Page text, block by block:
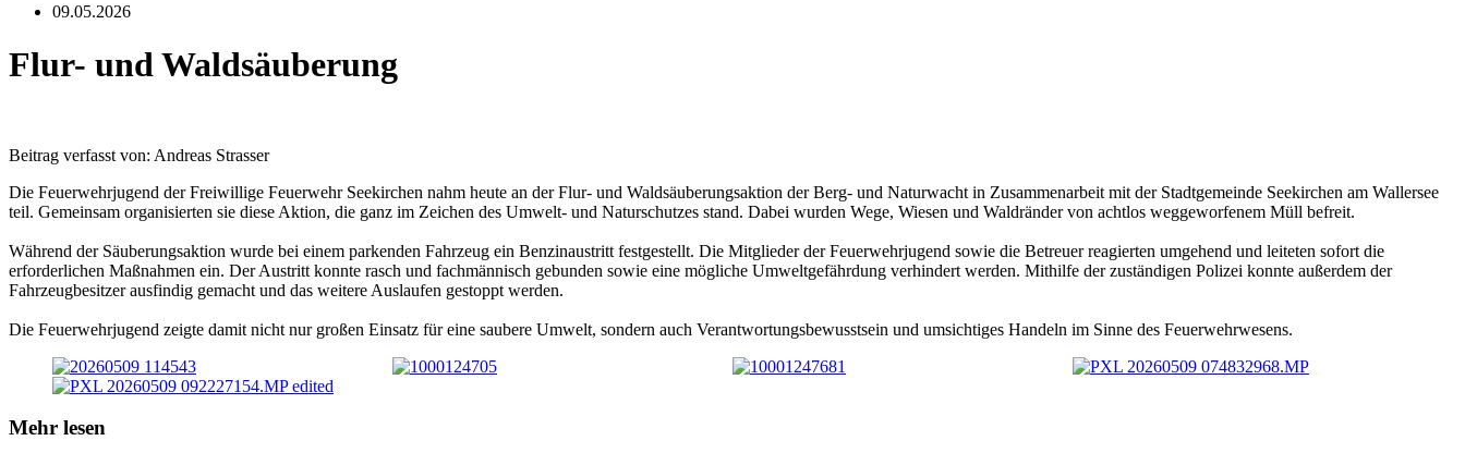
09.05.2026
Flur- und Waldsäuberung
Beitrag verfasst von: Andreas Strasser
Die Feuerwehrjugend der Freiwillige Feuerwehr Seekirchen nahm heute an der Flur- und Waldsäuberungsaktion der Berg- und Naturwacht in Zusammenarbeit mit der Stadtgemeinde Seekirchen am Wallersee
teil. Gemeinsam organisierten sie diese Aktion, die ganz im Zeichen des Umwelt- und Naturschutzes stand. Dabei wurden Wege, Wiesen und Waldränder von achtlos weggeworfenem Müll befreit.
Während der Säuberungsaktion wurde bei einem parkenden Fahrzeug ein Benzinaustritt festgestellt. Die Mitglieder der Feuerwehrjugend sowie die Betreuer reagierten umgehend und leiteten sofort die
erforderlichen Maßnahmen ein. Der Austritt konnte rasch und fachmännisch gebunden sowie eine mögliche Umweltgefährdung verhindert werden. Mithilfe der zuständigen Polizei konnte außerdem der
Fahrzeugbesitzer ausfindig gemacht und das weitere Auslaufen gestoppt werden.
Die Feuerwehrjugend zeigte damit nicht nur großen Einsatz für eine saubere Umwelt, sondern auch Verantwortungsbewusstsein und umsichtiges Handeln im Sinne des Feuerwehrwesens.
Mehr lesen